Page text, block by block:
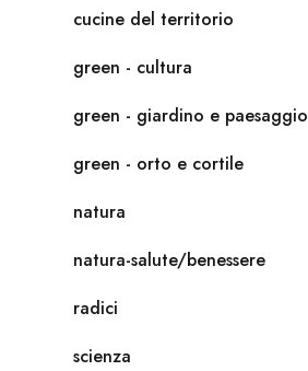
cucine del territorio
green - cultura
green - giardino e paesaggio
green - orto e cortile
natura
natura-salute/benessere
radici
scienza